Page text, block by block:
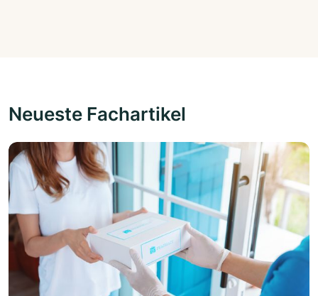
Neueste Fachartikel